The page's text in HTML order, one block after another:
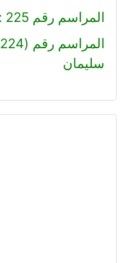
المراسم رقم 225 : محمود جمال منتصر
سليمان